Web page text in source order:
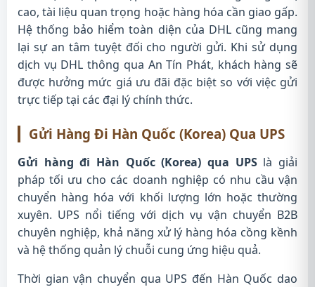
cao, tài liệu quan trọng hoặc hàng hóa cần giao gấp.
Hệ thống bảo hiểm toàn diện của DHL cũng mang
lại sự an tâm tuyệt đối cho người gửi. Khi sử dụng
dịch vụ DHL thông qua An Tín Phát, khách hàng sẽ
được hưởng mức giá ưu đãi đặc biệt so với việc gửi
trực tiếp tại các đại lý chính thức.
Gửi Hàng Đi Hàn Quốc (Korea) Qua UPS
Gửi hàng đi Hàn Quốc (Korea) qua UPSlà giải
pháp tối ưu cho các doanh nghiệp có nhu cầu vận
chuyển hàng hóa với khối lượng lớn hoặc thường
xuyên. UPS nổi tiếng với dịch vụ vận chuyển B2B
chuyên nghiệp, khả năng xử lý hàng hóa cồng kềnh
và hệ thống quản lý chuỗi cung ứng hiệu quả.
Thời gian vận chuyển qua UPS đến Hàn Quốc dao